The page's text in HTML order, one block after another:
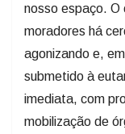
nosso espaço. O
moradores há
agonizando e,
submetido à
imediata, com
mobilização de